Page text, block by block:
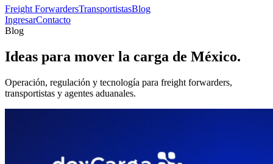
Freight ForwardersTransportistasBlog
IngresarContacto
Blog
Ideas para mover la carga de México.
Operación, regulación y tecnología para freight forwarders,
transportistas y agentes aduanales.